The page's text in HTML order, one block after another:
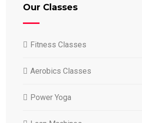
Our Classes
Fitness Classes
Aerobics Classes
Power Yoga